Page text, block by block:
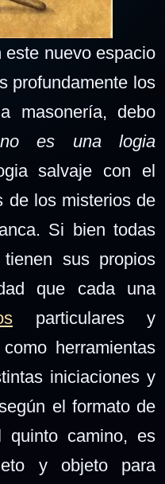
nuevo espacio
profundamente los
masonería, debo
no es una logia
salvaje con el
de los misterios de
Si bien todas
tienen sus propios
que cada una
particulares y
herramientas
iniciaciones y
el formato de
camino, es
y objeto para